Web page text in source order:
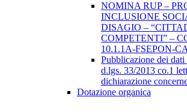
NOMINA RUP –
INCLUSIONE
DISAGIO –
COMPETENTI” –
10.1.1A-FSEPON-
Pubblicazione dei
d.lgs. 33/2013 co.1
dichiarazione
Dotazione organica